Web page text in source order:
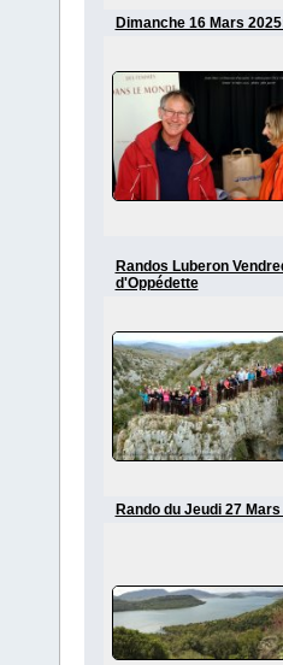
Dimanche 16 Mars
Randos Luberon
d'Oppédette
Rando du Jeudi 27